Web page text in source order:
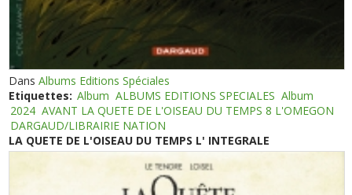
DansAlbums Editions Spéciales
Etiquettes: Album ALBUMS EDITIONS SPECIALES Album
2024 AVANT LA QUETE DE L'OISEAU DU TEMPS 8 L'OMEGON
DARGAUD/LIBRAIRIE NATION
LA QUETE DE L'OISEAU DU TEMPS L' INTEGRALE